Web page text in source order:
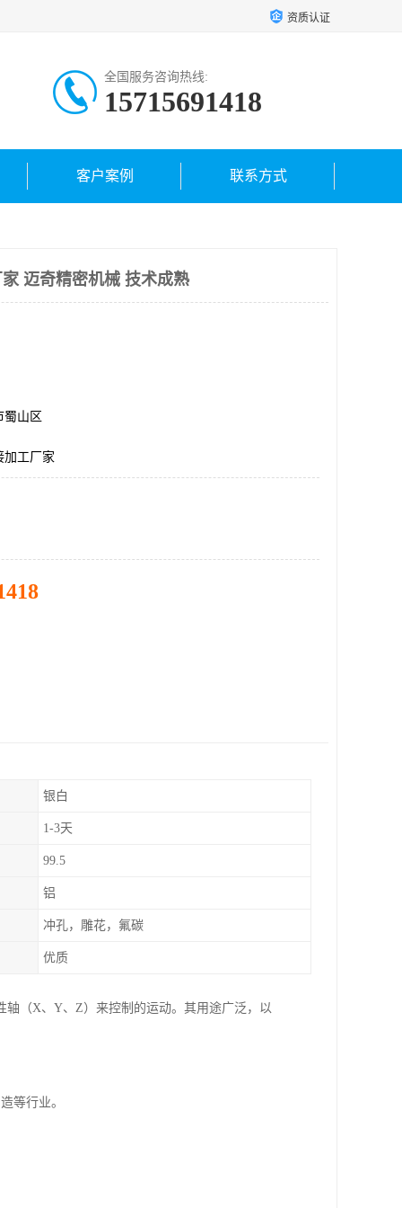
资质认证
全国服务咨询热线:
15715691418
客户案例 联系方式
迈奇精密机械 技术成熟
蜀山区
加工厂家
银白
1-3天
99.5
铝
冲孔，雕花，氟碳
优质
轴（X、Y、Z）来控制的运动。其用途广泛，以
等行业。